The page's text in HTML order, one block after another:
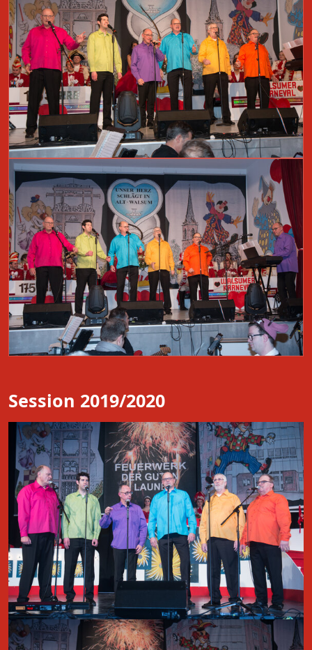
Session 2019/2020